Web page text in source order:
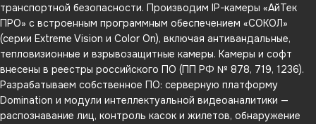
транспортной безопасности. Производим IP-камеры «АйТек
ПРО» с встроенным программным обеспечением «СОКОЛ»
(серии Extreme Vision и Color On), включая антивандальные,
тепловизионные и взрывозащитные камеры. Камеры и софт
внесены в реестры российского ПО (ПП РФ № 878, 719, 1236).
Разрабатываем собственное ПО: серверную платформу
Domination и модули интеллектуальной видеоаналитики —
распознавание лиц, контроль касок и жилетов, обнаружение